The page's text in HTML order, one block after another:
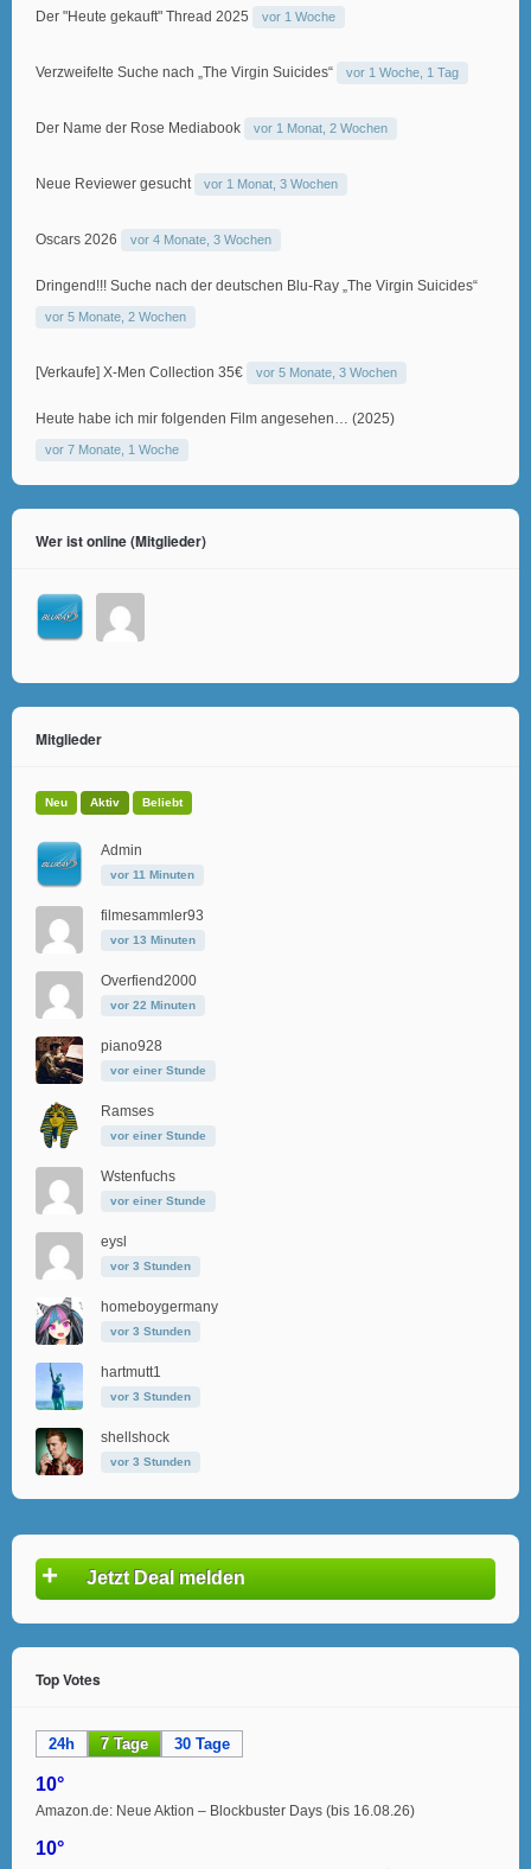
Der "Heute gekauft" Thread 2025 vor 1 Woche
Verzweifelte Suche nach „The Virgin Suicides“ vor 1 Woche, 1 Tag
Der Name der Rose Mediabook vor 1 Monat, 2 Wochen
Neue Reviewer gesucht vor 1 Monat, 3 Wochen
Oscars 2026 vor 4 Monate, 3 Wochen
Dringend!!! Suche nach der deutschen Blu-Ray „The Virgin Suicides“
vor 5 Monate, 2 Wochen
[Verkaufe] X-Men Collection 35€ vor 5 Monate, 3 Wochen
Heute habe ich mir folgenden Film angesehen… (2025)
vor 7 Monate, 1 Woche
Wer ist online (Mitglieder)
Mitglieder
Neu Aktiv Beliebt
Admin
vor 11 Minuten
filmesammler93
vor 13 Minuten
Overfiend2000
vor 22 Minuten
piano928
vor einer Stunde
Ramses
vor einer Stunde
Wstenfuchs
vor einer Stunde
eysl
vor 3 Stunden
homeboygermany
vor 3 Stunden
hartmutt1
vor 3 Stunden
shellshock
vor 3 Stunden
+ Jetzt Deal melden
Top Votes
24h 7 Tage 30 Tage
10°
Amazon.de: Neue Aktion – Blockbuster Days (bis 16.08.26)
10°